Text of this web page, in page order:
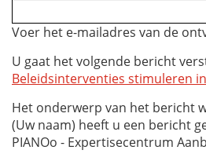
Voer het e-mailadres van de
U gaat het volgende bericht
Beleidsinterventies stimuleren
Het onderwerp van het bericht
(Uw naam) heeft u een bericht
PIANOo - Expertisecentrum